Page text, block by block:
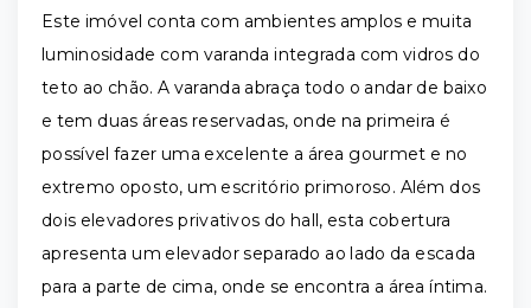
Este imóvel conta com ambientes amplos e muita
luminosidade com varanda integrada com vidros do
teto ao chão. A varanda abraça todo o andar de baixo
e tem duas áreas reservadas, onde na primeira é
possível fazer uma excelente a área gourmet e no
extremo oposto, um escritório primoroso. Além dos
dois elevadores privativos do hall, esta cobertura
apresenta um elevador separado ao lado da escada
para a parte de cima, onde se encontra a área íntima.